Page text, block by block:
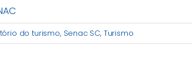
do turismo, Senac SC, Turismo